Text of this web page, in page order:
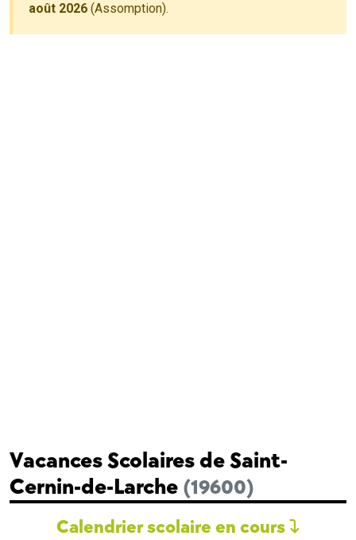
août 2026 (Assomption).
Vacances Scolaires de Saint-
Cernin-de-Larche (19600)
Calendrier scolaire en cours